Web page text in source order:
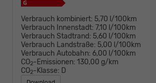
Verbrauch kombiniert: 5,70 l/100km
Verbrauch Innenstadt: 7,10 l/100km
Verbrauch Stadtrand: 5,60 l/100km
Verbrauch Landstraße: 5,00 l/100km
Verbrauch Autobahn: 6,00 l/100km
CO2-Emissionen: 130,00 g/km
CO2-Klasse: D